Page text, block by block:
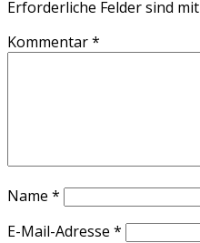
Erforderliche Felder sind mit
Kommentar*
Name *
E-Mail-Adresse *